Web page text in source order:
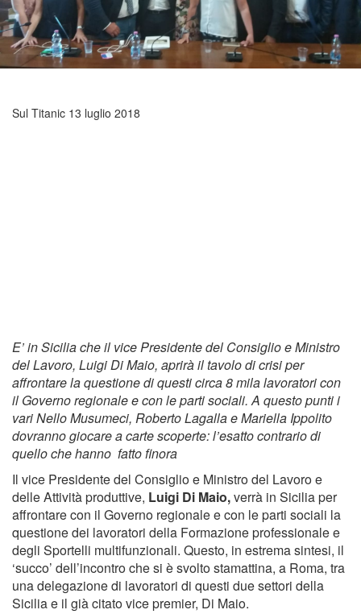
Sul Titanic 13 luglio 2018
E’ in Sicilia che il vice Presidente del Consiglio e Ministro
del Lavoro, Luigi Di Maio, aprirà il tavolo di crisi per
affrontare la questione di questi circa 8 mila lavoratori con
il Governo regionale e con le parti sociali. A questo punti i
vari Nello Musumeci, Roberto Lagalla e Mariella Ippolito
dovranno giocare a carte scoperte: l’esatto contrario di
quello che hanno fatto finora
Il vice Presidente del Consiglio e Ministro del Lavoro e
delle Attività produttive, Luigi Di Maio,verrà in Sicilia per
affrontare con il Governo regionale e con le parti sociali la
questione dei lavoratori della Formazione professionale e
degli Sportelli multifunzionali. Questo, in estrema sintesi, il
‘succo’ dell’incontro che si è svolto stamattina, a Roma, tra
una delegazione di lavoratori di questi due settori della
Sicilia e il già citato vice premier, Di Maio.